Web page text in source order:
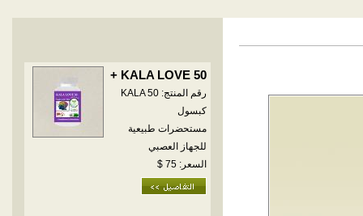
KALA LOVE 50 +
رقم المنتج: KALA 50
كبسول
مستحضرات طبيعية
للجهاز العصبي
السعر: 75 $